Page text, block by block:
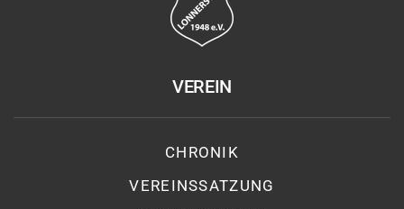
VEREIN
CHRONIK
VEREINSSATZUNG